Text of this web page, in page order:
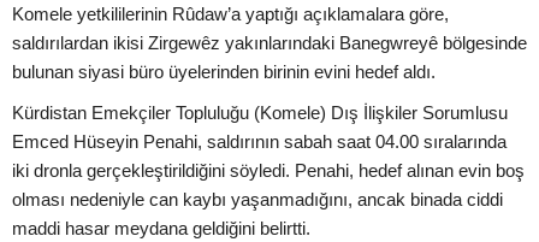
Komele yetkililerinin Rûdaw’a yaptığı açıklamalara göre,
saldırılardan ikisi Zirgewêz yakınlarındaki Banegwreyê bölgesinde
bulunan siyasi büro üyelerinden birinin evini hedef aldı.
Kürdistan Emekçiler Topluluğu (Komele) Dış İlişkiler Sorumlusu
Emced Hüseyin Penahi, saldırının sabah saat 04.00 sıralarında
iki dronla gerçekleştirildiğini söyledi. Penahi, hedef alınan evin boş
olması nedeniyle can kaybı yaşanmadığını, ancak binada ciddi
maddi hasar meydana geldiğini belirtti.